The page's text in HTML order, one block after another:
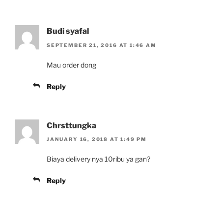
Budi syafal
SEPTEMBER 21, 2016 AT 1:46 AM
Mau order dong
Reply
Chrsttungka
JANUARY 16, 2018 AT 1:49 PM
Biaya delivery nya 10ribu ya gan?
Reply